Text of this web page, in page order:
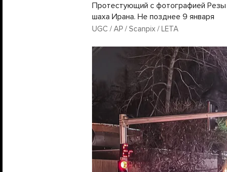
Протестующий с фотографией
шаха Ирана. Не позднее 9 января
UGC / AP / Scanpix / LETA